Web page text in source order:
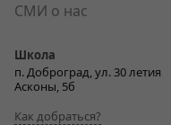
СМИ о нас
Школа
п. Доброград, ул. 30 летия
Асконы, 5б
Как добраться?